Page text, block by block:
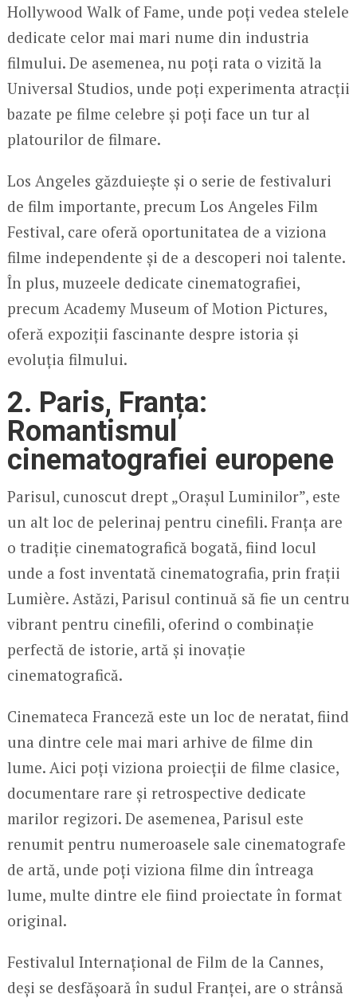
Hollywood Walk of Fame, unde poți vedea stelele
dedicate celor mai mari nume din industria
filmului. De asemenea, nu poți rata o vizită la
Universal Studios, unde poți experimenta atracții
bazate pe filme celebre și poți face un tur al
platourilor de filmare.
Los Angeles găzduiește și o serie de festivaluri
de film importante, precum Los Angeles Film
Festival, care oferă oportunitatea de a viziona
filme independente și de a descoperi noi talente.
În plus, muzeele dedicate cinematografiei,
precum Academy Museum of Motion Pictures,
oferă expoziții fascinante despre istoria și
evoluția filmului.
2. Paris, Franța:
Romantismul
cinematografiei europene
Parisul, cunoscut drept „Orașul Luminilor”, este
un alt loc de pelerinaj pentru cinefili. Franța are
o tradiție cinematografică bogată, fiind locul
unde a fost inventată cinematografia, prin frații
Lumière. Astăzi, Parisul continuă să fie un centru
vibrant pentru cinefili, oferind o combinație
perfectă de istorie, artă și inovație
cinematografică.
Cinemateca Franceză este un loc de neratat, fiind
una dintre cele mai mari arhive de filme din
lume. Aici poți viziona proiecții de filme clasice,
documentare rare și retrospective dedicate
marilor regizori. De asemenea, Parisul este
renumit pentru numeroasele sale cinematografe
de artă, unde poți viziona filme din întreaga
lume, multe dintre ele fiind proiectate în format
original.
Festivalul Internațional de Film de la Cannes,
deși se desfășoară în sudul Franței, are o strânsă